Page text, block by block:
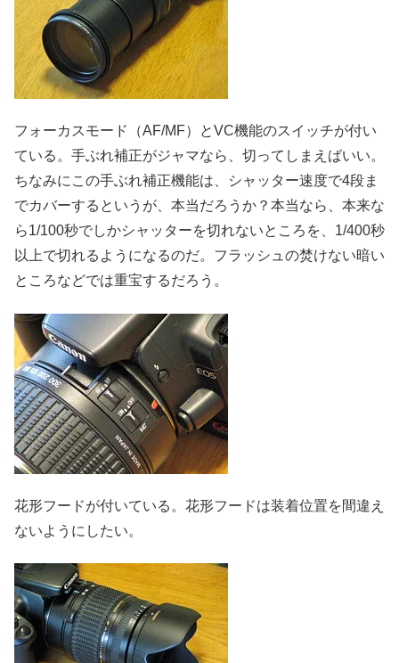
フォーカスモード（AF/MF）とVC機能のスイッチが付い
ている。手ぶれ補正がジャマなら、切ってしまえばいい。
ちなみにこの手ぶれ補正機能は、シャッター速度で4段ま
でカバーするというが、本当だろうか？本当なら、本来な
ら1/100秒でしかシャッターを切れないところを、1/400秒
以上で切れるようになるのだ。フラッシュの焚けない暗い
ところなどでは重宝するだろう。
花形フードが付いている。花形フードは装着位置を間違え
ないようにしたい。